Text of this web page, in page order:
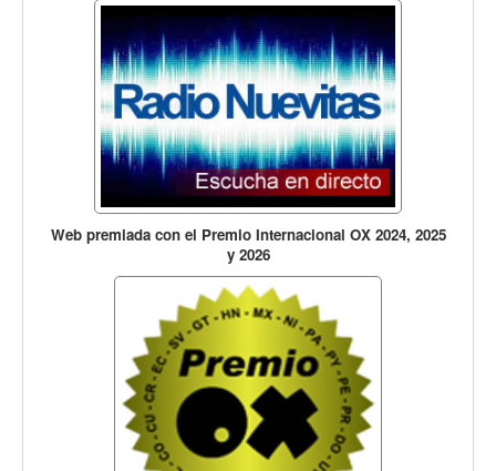
Ciencia, tecnología y curiosidades
Francés
Inglés
Desempolvando la historia
Web premiada con el Premio Internacional OX 2024, 2025
y 2026